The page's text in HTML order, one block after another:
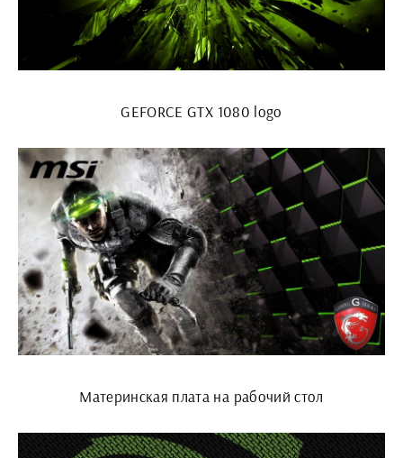
GEFORCE GTX 1080 logo
Материнская плата на рабочий стол